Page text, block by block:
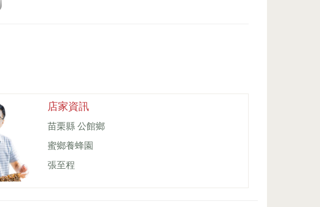
店家資訊
苗栗縣 公館鄉
蜜鄉養蜂園
張至程